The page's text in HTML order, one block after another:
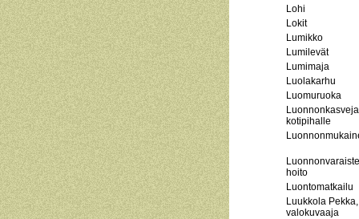
Lohi
Lokit
Lumikko
Lumilevät
Lumimaja
Luolakarhu
Luomuruoka
Luonnonkasveja
kotipihalle
hoito
Luontomatkailu
Luukkola Pekka,
valokuvaaja